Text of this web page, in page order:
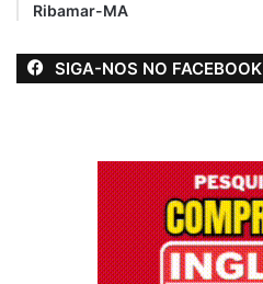
Ribamar-MA
SIGA-NOS NO FACEBOOK